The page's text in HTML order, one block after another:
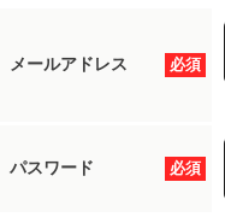
必須
メールアドレス
必須
パスワード